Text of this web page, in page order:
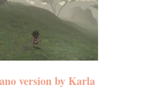
version by Karla